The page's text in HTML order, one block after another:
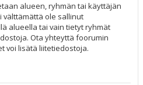
alueen, ryhmän tai käyttäjän
välttämättä ole sallinut
alueella tai vain tietyt ryhmät
Ota yhteyttä foorumin
voi lisätä liitetiedostoja.